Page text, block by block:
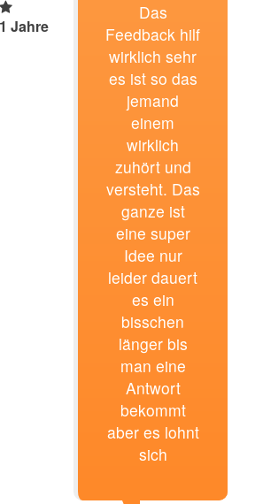
Jahre
Das
Feedback hilf
wirklich sehr
es ist so das
jemand
einem
wirklich
zuhört und
versteht. Das
ganze ist
eine super
Idee nur
leider dauert
es ein
bisschen
länger bis
man eine
Antwort
bekommt
aber es lohnt
sich